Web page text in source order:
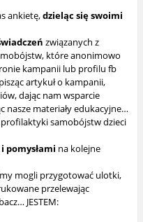
ankietę,dzieląc się swoimi
związanych z
które anonimowo
kampanii lub profilu fb
artykuł o kampanii,
dając nam wsparcie
nasze materiały edukacyjne…
profilaktyki samobójstw dzieci
pomysłami na kolejne
mogli przygotować ulotki,
przelewając
JESTEM: